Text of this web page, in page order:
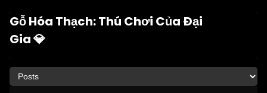
Gỗ Hóa Thạch: Thú Chơi Của Đại
Gia 💎